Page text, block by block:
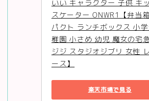
いい キャラクター 子供 キ
スケーター ONWR1【弁当
パクト ランチボックス 小
稚園 小さめ 幼児 魔女の宅
ジジ スタジオジブリ 女性
ース】
楽天市場で見る